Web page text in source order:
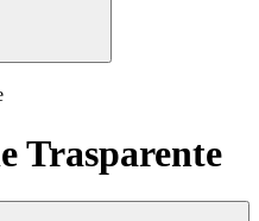
Trasparente